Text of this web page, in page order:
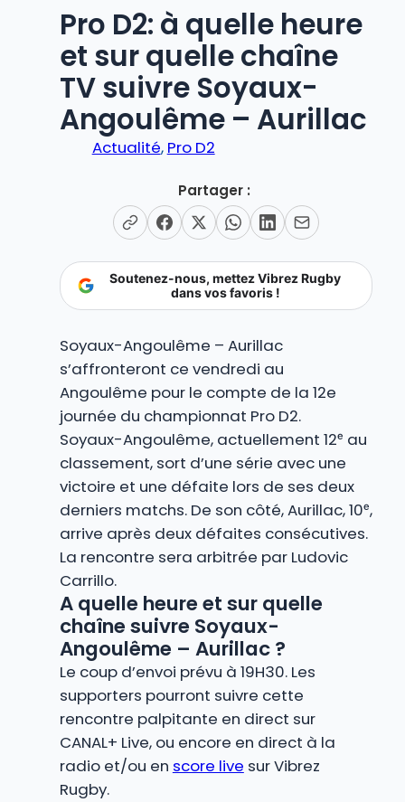
Pro D2: à quelle heure
et sur quelle chaîne
TV suivre Soyaux-
Angoulême – Aurillac
Actualité, Pro D2
Partager :
Soutenez-nous, mettez Vibrez Rugby
dans vos favoris !
Soyaux-Angoulême – Aurillac
s’affronteront ce vendredi au
Angoulême pour le compte de la 12e
journée du championnat Pro D2.
Soyaux-Angoulême, actuellement 12ᵉ au
classement, sort d’une série avec une
victoire et une défaite lors de ses deux
derniers matchs. De son côté, Aurillac, 10ᵉ,
arrive après deux défaites consécutives.
La rencontre sera arbitrée par Ludovic
Carrillo.
A quelle heure et sur quelle
chaîne suivre Soyaux-
Angoulême – Aurillac ?
Le coup d’envoi prévu à 19H30. Les
supporters pourront suivre cette
rencontre palpitante en direct sur
CANAL+ Live, ou encore en direct à la
radio et/ou en score live sur Vibrez
Rugby.